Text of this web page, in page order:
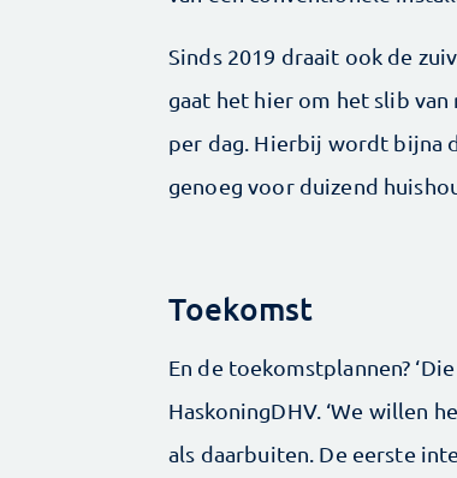
Sinds 2019 draait ook de
gaat het hier om het slib
per dag. Hierbij wordt bijna
genoeg voor duizend
Toekomst
En de toekomstplannen?
HaskoningDHV. ‘We willen
als daarbuiten. De eerste